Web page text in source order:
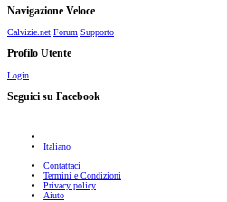
Navigazione Veloce
Calvizie.net Forum Supporto
Profilo Utente
Login
Seguici su Facebook
Italiano
Contattaci
Termini e Condizioni
Privacy policy
Aiuto